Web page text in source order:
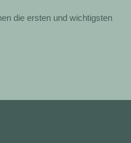
die ersten und wichtigsten